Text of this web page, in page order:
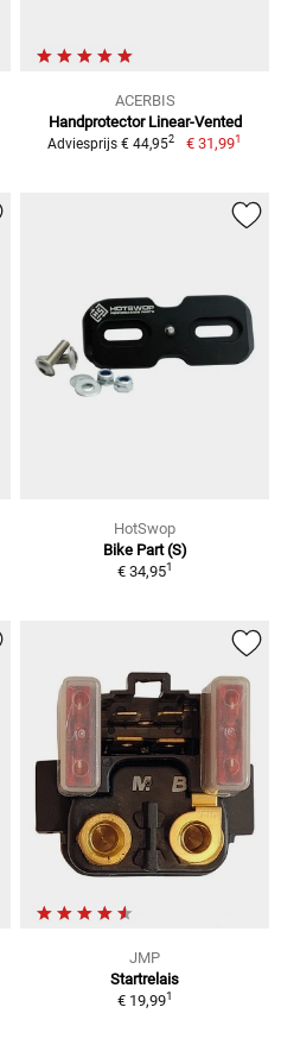
ACERBIS
Handprotector Linear-Vented
Adviesprijs € 44,952 € 31,991
HotSwop
Bike Part (S)
€ 34,951
JMP
Startrelais
€ 19,991